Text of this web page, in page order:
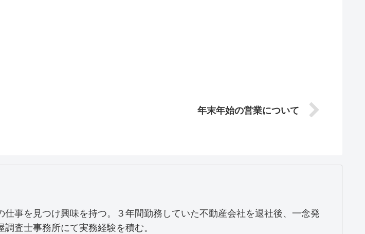
年末年始の営業について
事を見つけ興味を持つ。３年間勤務していた不動産会社を退社後、一念発
査士事務所にて実務経験を積む。